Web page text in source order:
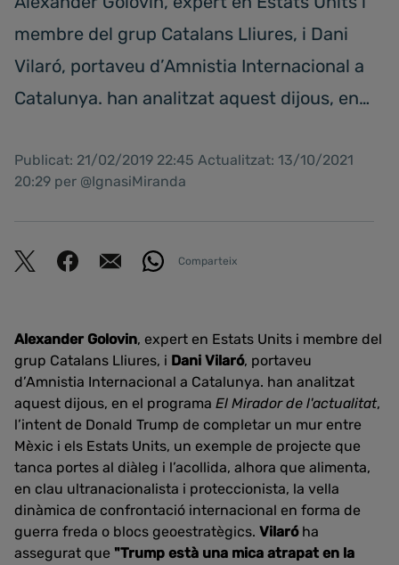
membre del grup Catalans Lliures, i Dani
Vilaró, portaveu d’Amnistia Internacional a
Catalunya. han analitzat aquest dijous, en…
Publicat: 21/02/2019 22:45 Actualitzat: 13/10/2021
20:29 per @IgnasiMiranda
Comparteix
Alexander Golovin, expert en Estats Units i membre del
grup Catalans Lliures, i Dani Vilaró, portaveu
d’Amnistia Internacional a Catalunya. han analitzat
aquest dijous, en el programa El Mirador de l'actualitat,
l’intent de Donald Trump de completar un mur entre
Mèxic i els Estats Units, un exemple de projecte que
tanca portes al diàleg i l’acollida, alhora que alimenta,
en clau ultranacionalista i proteccionista, la vella
dinàmica de confrontació internacional en forma de
guerra freda o blocs geoestratègics. Vilaró ha
assegurat que "Trump està una mica atrapat en la